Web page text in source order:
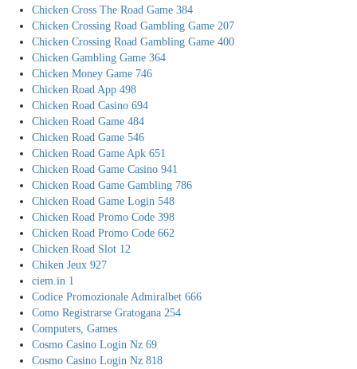
Chicken Cross The Road Game 384
Chicken Crossing Road Gambling Game 207
Chicken Crossing Road Gambling Game 400
Chicken Gambling Game 364
Chicken Money Game 746
Chicken Road App 498
Chicken Road Casino 694
Chicken Road Game 484
Chicken Road Game 546
Chicken Road Game Apk 651
Chicken Road Game Casino 941
Chicken Road Game Gambling 786
Chicken Road Game Login 548
Chicken Road Promo Code 398
Chicken Road Promo Code 662
Chicken Road Slot 12
Chiken Jeux 927
ciem.in 1
Codice Promozionale Admiralbet 666
Como Registrarse Gratogana 254
Computers, Games
Cosmo Casino Login Nz 69
Cosmo Casino Login Nz 818